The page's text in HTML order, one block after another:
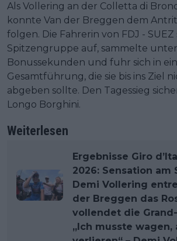
Als Vollering an der Colletta di
konnte Van der Breggen dem
folgen. Die Fahrerin von FDJ - SUEZ
Spitzengruppe auf, sammelte
Bonussekunden und fuhr sich in
Gesamtführung, die sie bis ins Ziel
abgeben sollte. Den Tagessieg
Longo Borghini.
Weiterlesen
Ergebnisse Giro
2026: Sensation am
Demi Vollering
der Breggen das
vollendet die
„Ich musste wagen,